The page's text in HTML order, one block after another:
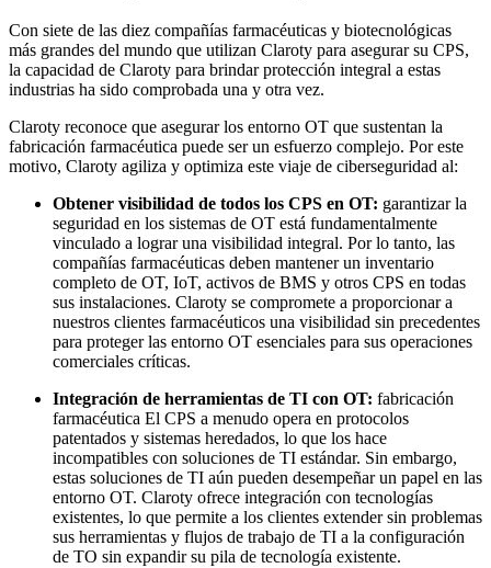
Con siete de las diez compañías farmacéuticas y biotecnológicas
más grandes del mundo que utilizan Claroty para asegurar su CPS,
la capacidad de Claroty para brindar protección integral a estas
industrias ha sido comprobada una y otra vez.
Claroty reconoce que asegurar los entorno OT que sustentan la
fabricación farmacéutica puede ser un esfuerzo complejo. Por este
motivo, Claroty agiliza y optimiza este viaje de ciberseguridad al:
Obtener visibilidad de todos los CPS en OT: garantizar la
seguridad en los sistemas de OT está fundamentalmente
vinculado a lograr una visibilidad integral. Por lo tanto, las
compañías farmacéuticas deben mantener un inventario
completo de OT, IoT, activos de BMS y otros CPS en todas
sus instalaciones. Claroty se compromete a proporcionar a
nuestros clientes farmacéuticos una visibilidad sin precedentes
para proteger las entorno OT esenciales para sus operaciones
comerciales críticas.
Integración de herramientas de TI con OT: fabricación
farmacéutica El CPS a menudo opera en protocolos
patentados y sistemas heredados, lo que los hace
incompatibles con soluciones de TI estándar. Sin embargo,
estas soluciones de TI aún pueden desempeñar un papel en las
entorno OT. Claroty ofrece integración con tecnologías
existentes, lo que permite a los clientes extender sin problemas
sus herramientas y flujos de trabajo de TI a la configuración
de TO sin expandir su pila de tecnología existente.